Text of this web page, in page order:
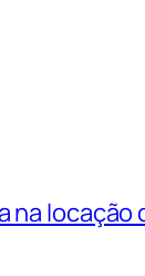
na locação